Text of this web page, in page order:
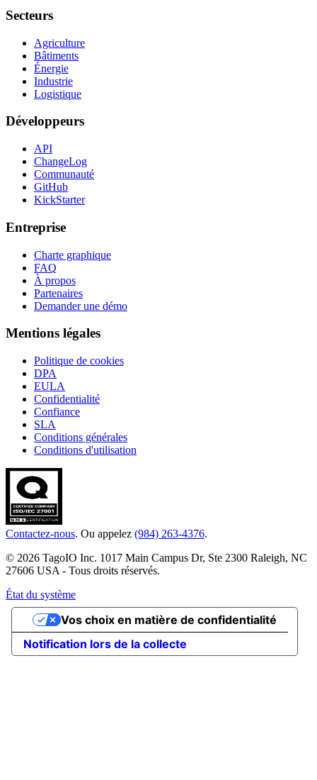
Secteurs
Agriculture
Bâtiments
Énergie
Industrie
Logistique
Développeurs
API
ChangeLog
Communauté
GitHub
KickStarter
Entreprise
Charte graphique
FAQ
À propos
Partenaires
Demander une démo
Mentions légales
Politique de cookies
DPA
EULA
Confidentialité
Confiance
SLA
Conditions générales
Conditions d'utilisation
Contactez-nous. Ou appelez (984) 263-4376.
© 2026 TagoIO Inc. 1017 Main Campus Dr, Ste 2300 Raleigh, NC
27606 USA - Tous droits réservés.
État du système
Notification lors de la collecte
Vos choix en matière de confidentialité